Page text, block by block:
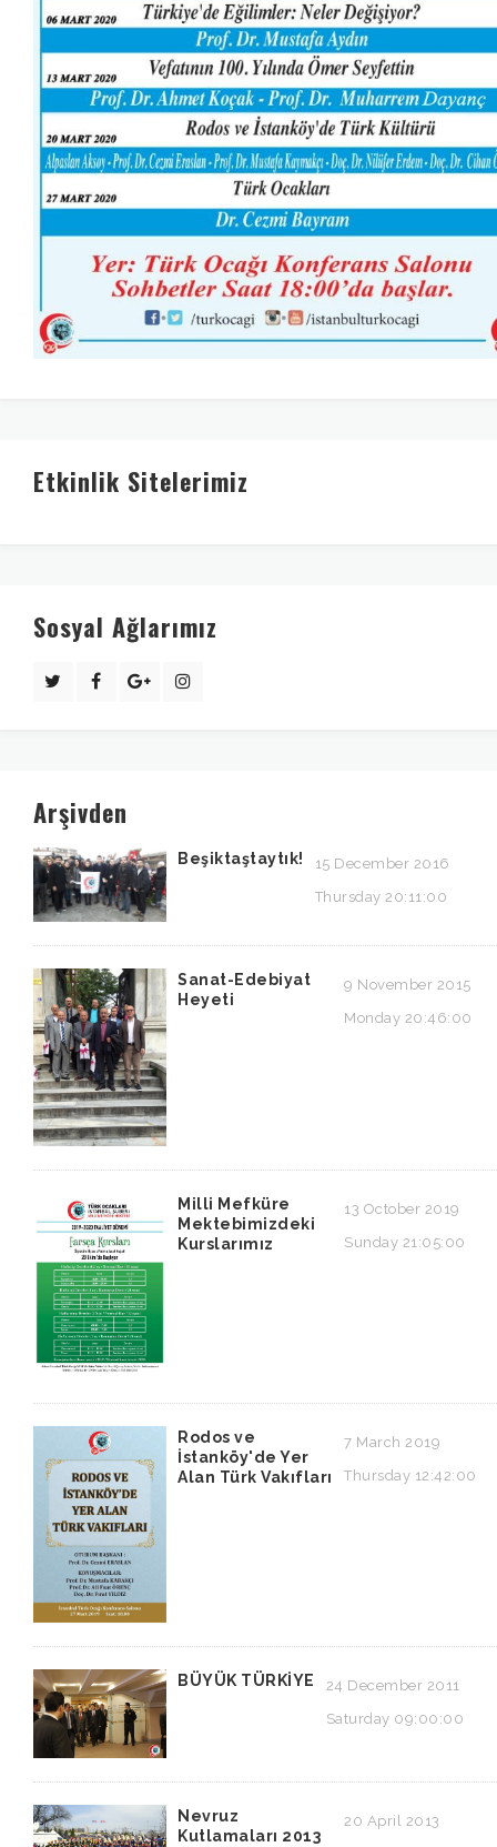
Etkinlik Sitelerimiz
Sosyal Ağlarımız
Arşivden
Beşiktaştaytık!
15 December 2016
Thursday 20:11:00
Sanat-Edebiyat
Heyeti
9 November 2015
Monday 20:46:00
Milli Mefküre
Mektebimizdeki
Kurslarımız
13 October 2019
Sunday 21:05:00
Rodos ve
İstanköy'de Yer
Alan Türk Vakıfları
7 March 2019
Thursday 12:42:00
BÜYÜK TÜRKİYE
24 December 2011
Saturday 09:00:00
Nevruz
Kutlamaları 2013
20 April 2013